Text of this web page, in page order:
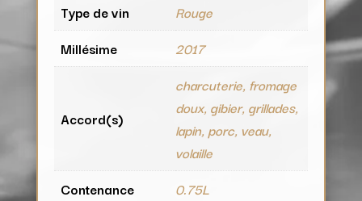
Type de vin
Rouge
Millésime
2017
Accord(s)
charcuterie, fromage
doux, gibier, grillades,
lapin, porc, veau,
volaille
Contenance
0.75L